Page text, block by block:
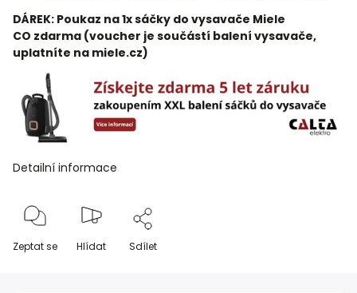
DÁREK: Poukaz na 1xsáčky do vysavače Miele
CO zdarma (voucher je součástí balení vysavače,
uplatníte na miele.cz)
Detailní informace
Zeptat se Hlídat Sdílet